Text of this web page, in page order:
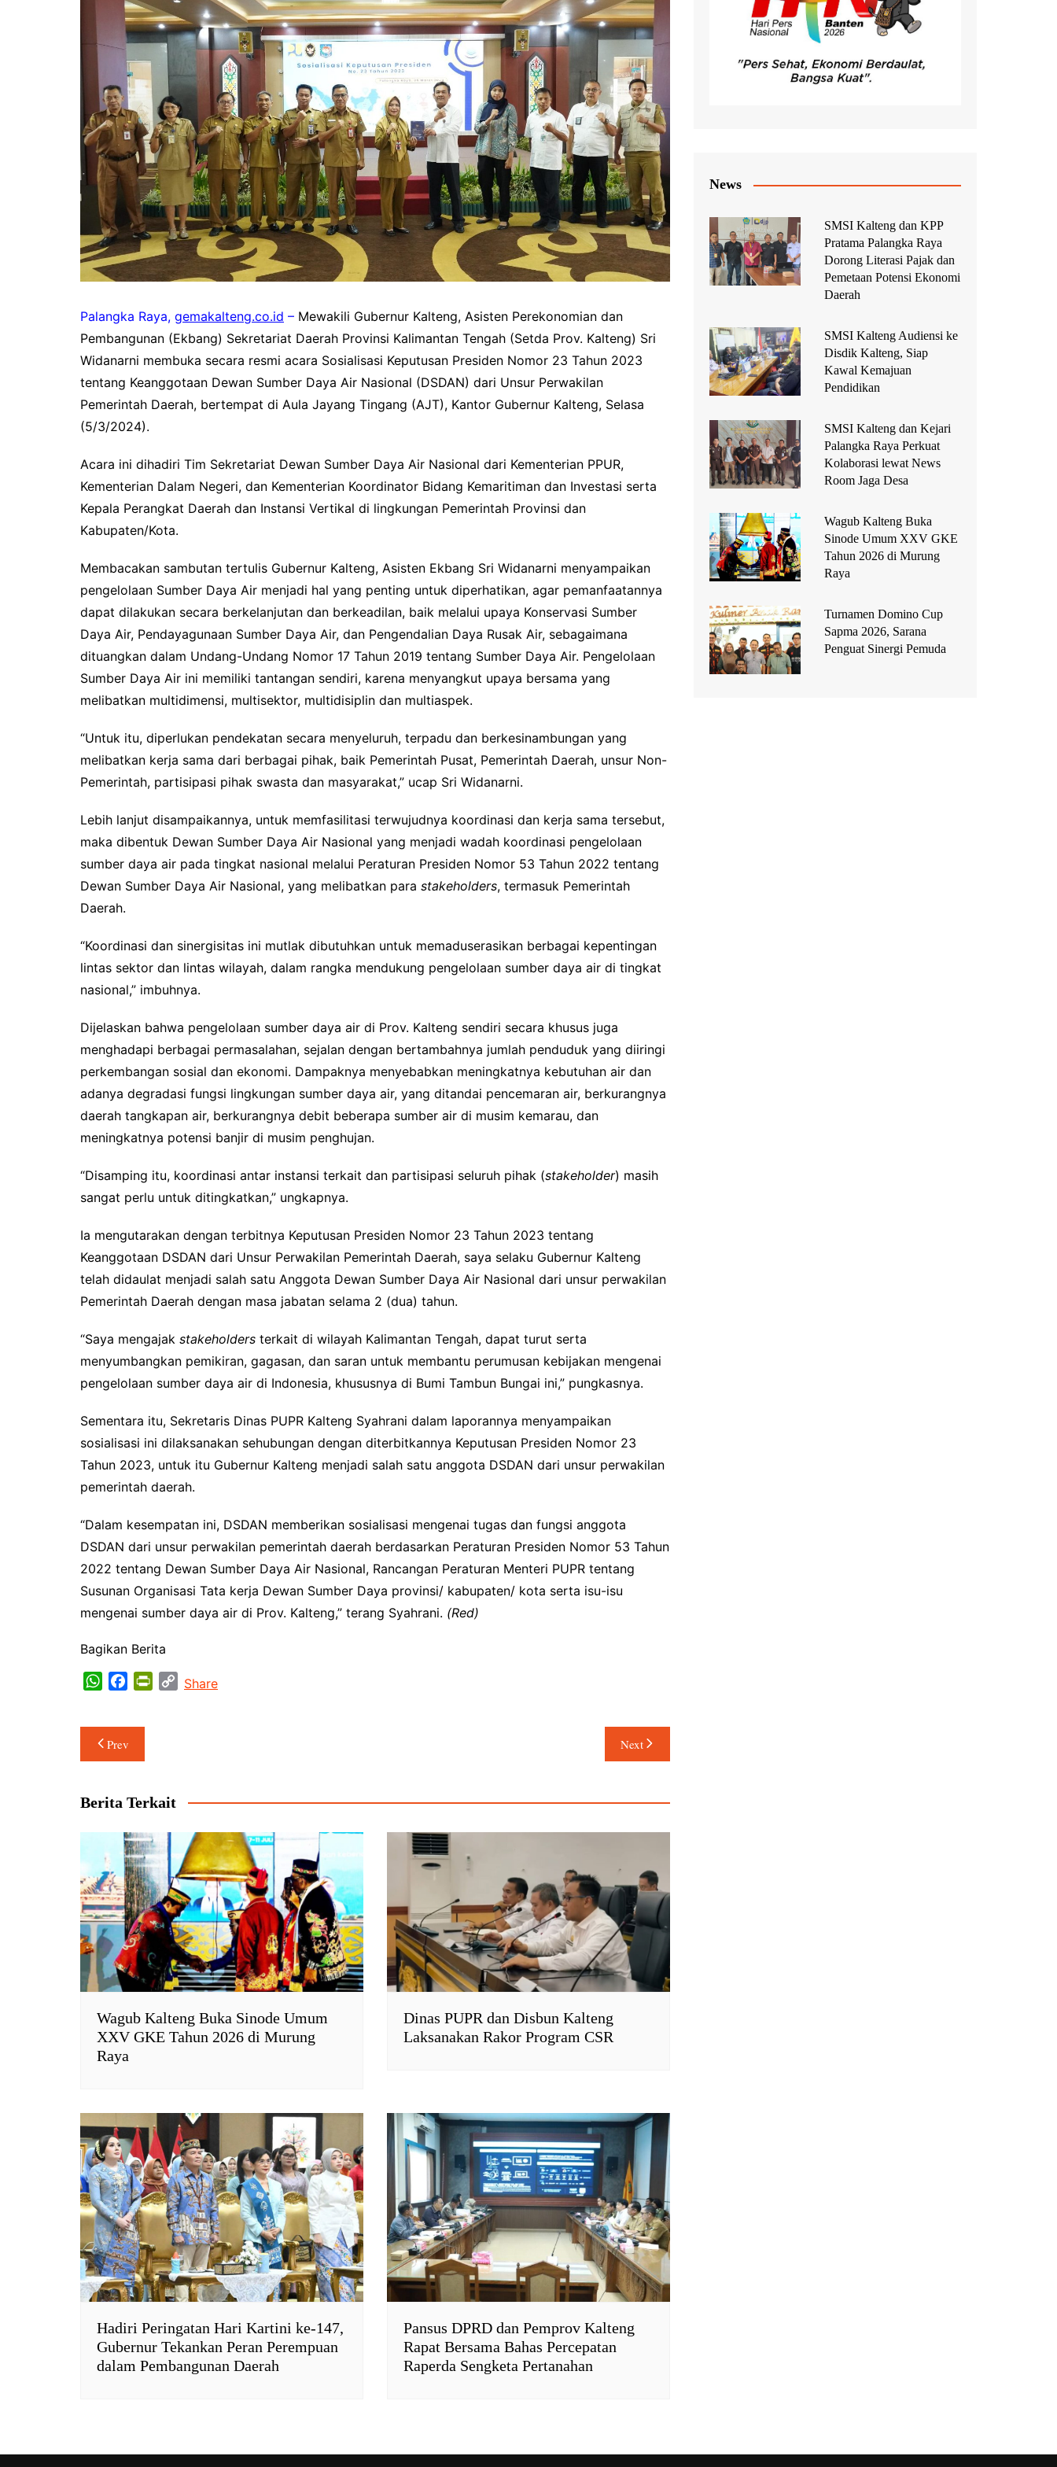
Pemkab Lamandau
Pemkab Mura
Pemkab Pulang Pisau
Pemkab Seruyan
Pemkab Sukamara
Pemko Palangka Raya
DPRD Kotawaringin Timur
DPRD Lamandau
DPRD Murung Raya
DPRD Palangka Raya
DPRD Pulang Pisau
DPRD Seruyan
DPRD Sukamara
Palangka Raya, gemakalteng.co.id – Mewakili Gubernur Kalteng, Asisten Perekonomian dan
Pembangunan (Ekbang) Sekretariat Daerah Provinsi Kalimantan Tengah (Setda Prov. Kalteng) Sri
Widanarni membuka secara resmi acara Sosialisasi Keputusan Presiden Nomor 23 Tahun 2023
tentang Keanggotaan Dewan Sumber Daya Air Nasional (DSDAN) dari Unsur Perwakilan
Pemerintah Daerah, bertempat di Aula Jayang Tingang (AJT), Kantor Gubernur Kalteng, Selasa
(5/3/2024).
Acara ini dihadiri Tim Sekretariat Dewan Sumber Daya Air Nasional dari Kementerian PPUR,
Kementerian Dalam Negeri, dan Kementerian Koordinator Bidang Kemaritiman dan Investasi serta
Kepala Perangkat Daerah dan Instansi Vertikal di lingkungan Pemerintah Provinsi dan
Kabupaten/Kota.
Membacakan sambutan tertulis Gubernur Kalteng, Asisten Ekbang Sri Widanarni menyampaikan
pengelolaan Sumber Daya Air menjadi hal yang penting untuk diperhatikan, agar pemanfaatannya
dapat dilakukan secara berkelanjutan dan berkeadilan, baik melalui upaya Konservasi Sumber
Daya Air, Pendayagunaan Sumber Daya Air, dan Pengendalian Daya Rusak Air, sebagaimana
dituangkan dalam Undang-Undang Nomor 17 Tahun 2019 tentang Sumber Daya Air. Pengelolaan
Sumber Daya Air ini memiliki tantangan sendiri, karena menyangkut upaya bersama yang
melibatkan multidimensi, multisektor, multidisiplin dan multiaspek.
“Untuk itu, diperlukan pendekatan secara menyeluruh, terpadu dan berkesinambungan yang
melibatkan kerja sama dari berbagai pihak, baik Pemerintah Pusat, Pemerintah Daerah, unsur Non-
Pemerintah, partisipasi pihak swasta dan masyarakat,” ucap Sri Widanarni.
Lebih lanjut disampaikannya, untuk memfasilitasi terwujudnya koordinasi dan kerja sama tersebut,
maka dibentuk Dewan Sumber Daya Air Nasional yang menjadi wadah koordinasi pengelolaan
sumber daya air pada tingkat nasional melalui Peraturan Presiden Nomor 53 Tahun 2022 tentang
Dewan Sumber Daya Air Nasional, yang melibatkan para stakeholders, termasuk Pemerintah
Daerah.
“Koordinasi dan sinergisitas ini mutlak dibutuhkan untuk memaduserasikan berbagai kepentingan
lintas sektor dan lintas wilayah, dalam rangka mendukung pengelolaan sumber daya air di tingkat
nasional,” imbuhnya.
Dijelaskan bahwa pengelolaan sumber daya air di Prov. Kalteng sendiri secara khusus juga
menghadapi berbagai permasalahan, sejalan dengan bertambahnya jumlah penduduk yang diiringi
perkembangan sosial dan ekonomi. Dampaknya menyebabkan meningkatnya kebutuhan air dan
adanya degradasi fungsi lingkungan sumber daya air, yang ditandai pencemaran air, berkurangnya
daerah tangkapan air, berkurangnya debit beberapa sumber air di musim kemarau, dan
meningkatnya potensi banjir di musim penghujan.
“Disamping itu, koordinasi antar instansi terkait dan partisipasi seluruh pihak (stakeholder) masih
sangat perlu untuk ditingkatkan,” ungkapnya.
Ia mengutarakan dengan terbitnya Keputusan Presiden Nomor 23 Tahun 2023 tentang
Keanggotaan DSDAN dari Unsur Perwakilan Pemerintah Daerah, saya selaku Gubernur Kalteng
telah didaulat menjadi salah satu Anggota Dewan Sumber Daya Air Nasional dari unsur perwakilan
Pemerintah Daerah dengan masa jabatan selama 2 (dua) tahun.
“Saya mengajak stakeholders terkait di wilayah Kalimantan Tengah, dapat turut serta
menyumbangkan pemikiran, gagasan, dan saran untuk membantu perumusan kebijakan mengenai
pengelolaan sumber daya air di Indonesia, khususnya di Bumi Tambun Bungai ini,” pungkasnya.
Sementara itu, Sekretaris Dinas PUPR Kalteng Syahrani dalam laporannya menyampaikan
sosialisasi ini dilaksanakan sehubungan dengan diterbitkannya Keputusan Presiden Nomor 23
Tahun 2023, untuk itu Gubernur Kalteng menjadi salah satu anggota DSDAN dari unsur perwakilan
pemerintah daerah.
“Dalam kesempatan ini, DSDAN memberikan sosialisasi mengenai tugas dan fungsi anggota
DSDAN dari unsur perwakilan pemerintah daerah berdasarkan Peraturan Presiden Nomor 53 Tahun
2022 tentang Dewan Sumber Daya Air Nasional, Rancangan Peraturan Menteri PUPR tentang
Susunan Organisasi Tata kerja Dewan Sumber Daya provinsi/ kabupaten/ kota serta isu-isu
mengenai sumber daya air di Prov. Kalteng,” terang Syahrani. (Red)
Bagikan Berita
W
t
p
o
r
e
n
d
l
y
CShare
Navigasi
pos
Prev Next
Berita Terkait
Wagub Kalteng Buka Sinode Umum
XXV GKE Tahun 2026 di Murung
Raya
Dinas PUPR dan Disbun Kalteng
Laksanakan Rakor Program CSR
Hadiri Peringatan Hari Kartini ke-147,
Gubernur Tekankan Peran Perempuan
dalam Pembangunan Daerah
Pansus DPRD dan Pemprov Kalteng
Rapat Bersama Bahas Percepatan
Raperda Sengketa Pertanahan
News
SMSI Kalteng dan KPP
Pratama Palangka Raya
Dorong Literasi Pajak dan
Pemetaan Potensi Ekonomi
Daerah
SMSI Kalteng Audiensi ke
Disdik Kalteng, Siap
Kawal Kemajuan
Pendidikan
SMSI Kalteng dan Kejari
Palangka Raya Perkuat
Kolaborasi lewat News
Room Jaga Desa
Wagub Kalteng Buka
Sinode Umum XXV GKE
Tahun 2026 di Murung
Raya
Turnamen Domino Cup
Sapma 2026, Sarana
Penguat Sinergi Pemuda